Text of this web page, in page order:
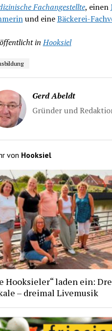
Fachangestellte, einen
und eineBäckerei-
in Hooksiel
Gerd Abeldt
Gründer und
von Hooksiel
Hooksieler“ laden ein:
– dreimal Livemusik